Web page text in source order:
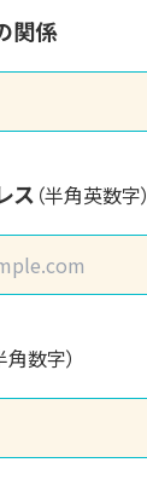
関係
ス （半角英数字）
角数字）